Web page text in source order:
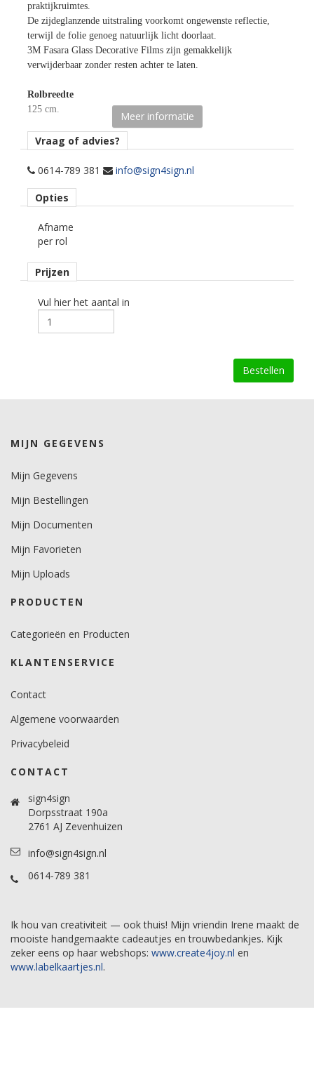
praktijkruimtes.
De zijdeglanzende uitstraling voorkomt ongewenste reflectie,
terwijl de folie genoeg natuurlijk licht doorlaat.
3M Fasara Glass Decorative Films zijn gemakkelijk
verwijderbaar zonder resten achter te laten.
Rolbreedte
125 cm.
Afname
per hele rol a 30 meter.
Polyester glasfolie.
kenmerk belijming
permanent, transparant, solvent gebaseerd.
Ondergrond
81 mu.
Maximale krimp (mm)
12.
-29 tot +80
Meer informatie
Vraag of advies?
0614-789 381 info@sign4sign.nl
Opties
Afname
per rol
Prijzen
Vul hier het aantal in
MIJN GEGEVENS
Mijn Gegevens
Mijn Bestellingen
Mijn Documenten
Mijn Favorieten
Mijn Uploads
PRODUCTEN
Categorieën en Producten
KLANTENSERVICE
Contact
Algemene voorwaarden
Privacybeleid
CONTACT
sign4sign
Dorpsstraat 190a
2761 AJ Zevenhuizen
info@sign4sign.nl
0614-789 381
Ik hou van creativiteit — ook thuis! Mijn vriendin Irene maakt de
mooiste handgemaakte cadeautjes en trouwbedankjes. Kijk
zeker eens op haar webshops: www.create4joy.nl en
www.labelkaartjes.nl.